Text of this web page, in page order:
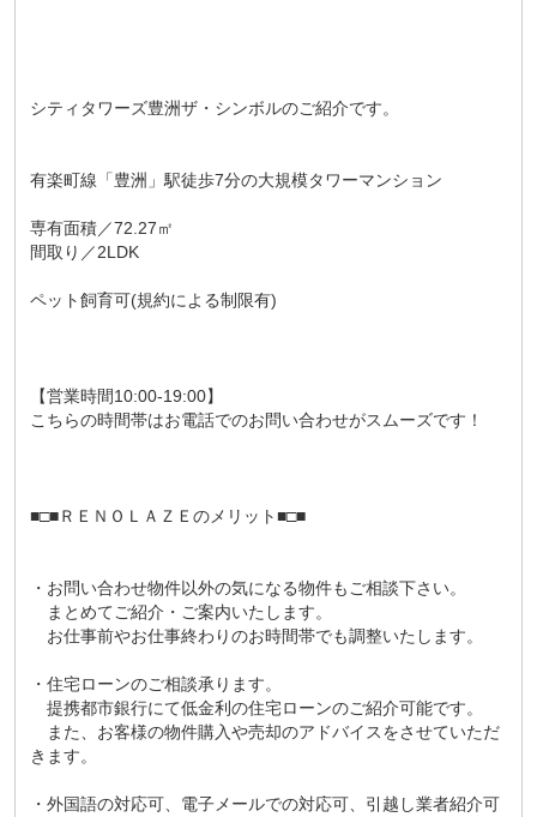
シティタワーズ豊洲ザ・シンボルのご紹介です。
有楽町線「豊洲」駅徒歩7分の大規模タワーマンション
専有面積／72.27㎡
間取り／2LDK
ペット飼育可(規約による制限有)
【営業時間10:00-19:00】
こちらの時間帯はお電話でのお問い合わせがスムーズです！
■□■ＲＥＮＯＬＡＺＥのメリット■□■
・お問い合わせ物件以外の気になる物件もご相談下さい。
まとめてご紹介・ご案内いたします。
お仕事前やお仕事終わりのお時間帯でも調整いたします。
・住宅ローンのご相談承ります。
提携都市銀行にて低金利の住宅ローンのご紹介可能です。
また、お客様の物件購入や売却のアドバイスをさせていただ
きます。
・外国語の対応可、電子メールでの対応可、引越し業者紹介可